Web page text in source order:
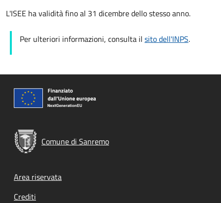
L'ISEE ha validità fino al 31 dicembre dello stesso anno.
Per ulteriori informazioni, consulta il sito dell'INPS.
Comune di Sanremo
Footer menu
Area riservata
Crediti